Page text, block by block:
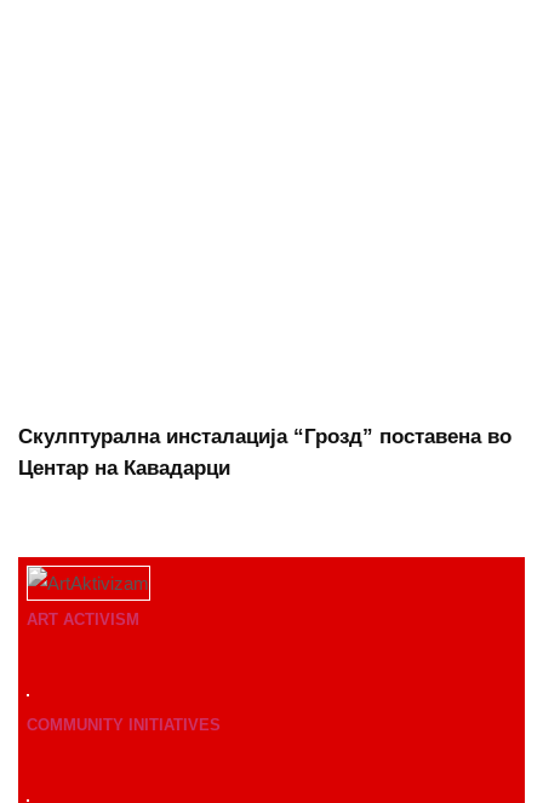
Скулптурална инсталација “Грозд” поставена во
Центар на Кавадарци
ART ACTIVISM
COMMUNITY INITIATIVES